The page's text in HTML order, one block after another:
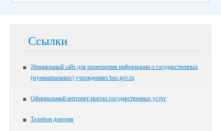
Ссылки
Jфициальный сайт для размещения информации о государственных
(муниципальных) учреждениях bus.gov.ru
Официальный интернет-портал государственных услуг
Телефон доверия